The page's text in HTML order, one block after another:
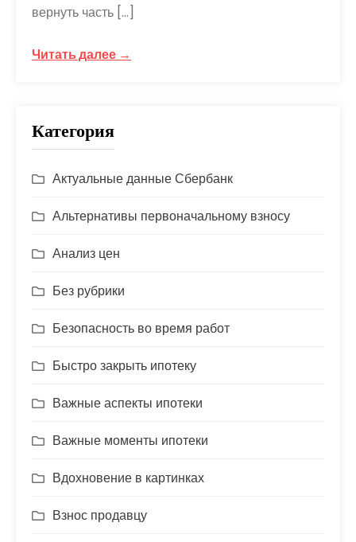
вернуть часть […]
Читать далее →
Категория
Актуальные данные Сбербанк
Альтернативы первоначальному взносу
Анализ цен
Без рубрики
Безопасность во время работ
Быстро закрыть ипотеку
Важные аспекты ипотеки
Важные моменты ипотеки
Вдохновение в картинках
Взнос продавцу